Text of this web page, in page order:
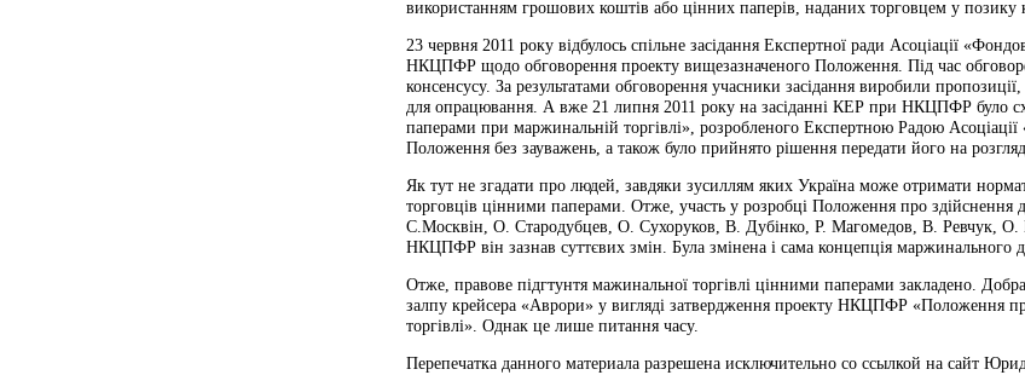
використанням грошових коштів або цінних паперів, наданих торговцем у позику
23 червня 2011 року відбулось спільне засідання Експертної ради Асоціації
НКЦПФР щодо обговорення проекту вищезазначеного Положення. Під час
консенсусу. За результатами обговорення учасники засідання виробили
для опрацювання. А вже 21 липня 2011 року на засіданні КЕР при НКЦПФР було
паперами при маржинальній торгівлі», розробленого Експертною Радою
Положення без зауважень, а також було прийнято рішення передати його на
Як тут не згадати про людей, завдяки зусиллям яких Україна може отримати
торговців цінними паперами. Отже, участь у розробці Положення про здійснення
С.Москвін, О. Стародубцев, О. Сухоруков, В. Дубінко, Р. Магомедов, В. Ревчук,
НКЦПФР він зазнав суттєвих змін. Була змінена і сама концепція маржинального
Отже, правове підгтунтя мажинальної торгівлі цінними паперами закладено.
залпу крейсера «Аврори» у вигляді затвердження проекту НКЦПФР «Положення
торгівлі». Однак це лише питання часу.
Перепечатка данного материала разрешена исключительно со ссылкой на сайт